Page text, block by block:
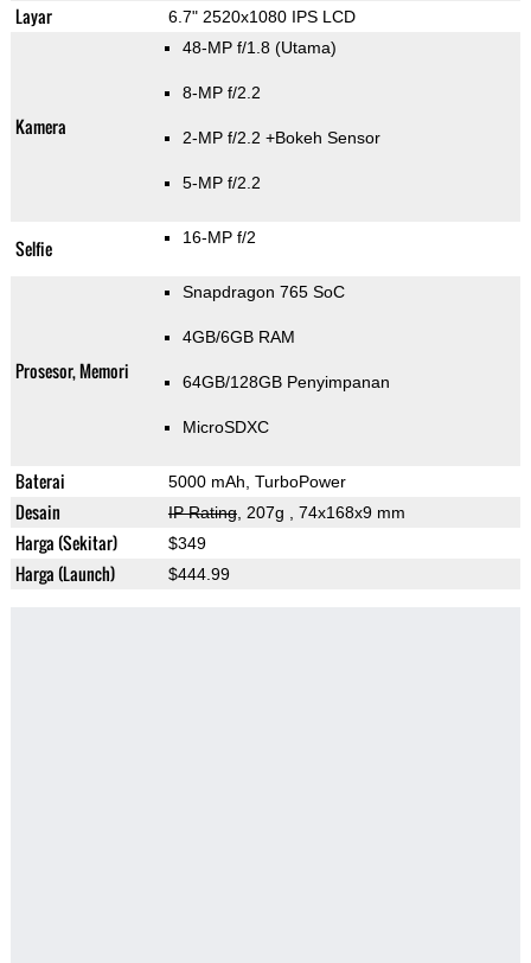
Layar 6.7" 2520x1080 IPS LCD
Kamera
48-MP f/1.8 (Utama)
8-MP f/2.2
2-MP f/2.2 +Bokeh Sensor
5-MP f/2.2
Selfie 16-MP f/2
Prosesor, Memori
Snapdragon 765 SoC
4GB/6GB RAM
64GB/128GB Penyimpanan
MicroSDXC
Baterai 5000 mAh, TurboPower
Desain IP Rating, 207g , 74x168x9 mm
Harga (Sekitar) $349
Harga (Launch) $444.99